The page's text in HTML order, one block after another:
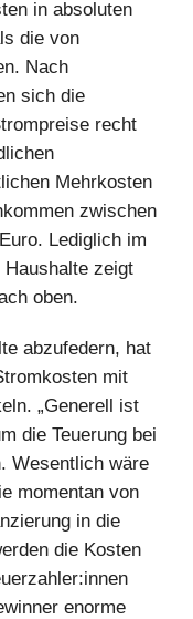
in absoluten
die von
Nach
sich die
recht
Mehrkosten
zwischen
Lediglich im
zeigt
oben.
abzufedern, hat
mit
„Generell ist
die Teuerung bei
Wesentlich wäre
momentan von
in die
die Kosten
enorme